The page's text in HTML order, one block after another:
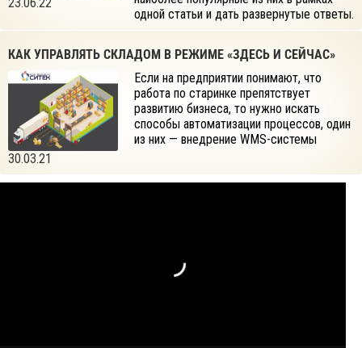
одной статьи и дать развернутые ответы.
КАК УПРАВЛЯТЬ СКЛАДОМ В РЕЖИМЕ «ЗДЕСЬ И СЕЙЧАС»
30.03.21
Если на предприятии понимают, что
работа по старинке препятствует
развитию бизнеса, то нужно искать
способы автоматизации процессов, один
из них — внедрение WMS-системы